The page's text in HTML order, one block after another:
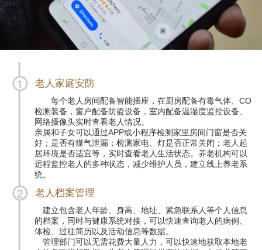
老人家庭安防
每个老人房间配备智能插座，在厨房配备有毒气体、CO
检测装备，窗户配备防盗设备，室内配备温湿度监控设备、
网络摄像头实时查看老人情况。
亲属和子女可以通过APP或小程序检测家里房间门窗是否关
好；是否有煤气泄漏；检测家电、灯是否正常关闭；老人起
居环境是否适宜等，实时查看老人生活状态。养老机构可以
远程监控老人的多种状态，减少维护人员，建立线上养老系
统。
老人档案管理
建立包含老人年龄、身高、地址、紧急联系人等个人信息
的档案，同时与健康系统对接，可以快速查询老人的病例、
体检、过往简历以及活动信息等数据。
管理部门可以无需花费大量人力，可以快速地获取本地老